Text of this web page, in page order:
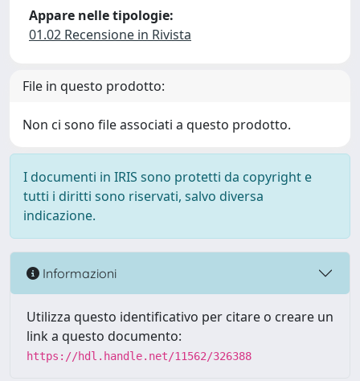
Appare nelle tipologie:
01.02 Recensione in Rivista
File in questo prodotto:
Non ci sono file associati a questo prodotto.
I documenti in IRIS sono protetti da copyright e
tutti i diritti sono riservati, salvo diversa
indicazione.
Informazioni
Utilizza questo identificativo per citare o creare un
link a questo documento:
https://hdl.handle.net/11562/326388